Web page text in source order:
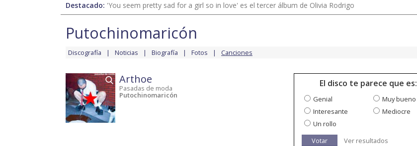
Destacado: 'You seem pretty sad for a girl so in love' es el tercer álbum de Olivia Rodrigo
Putochinomaricón
Discografía Noticias Biografía Fotos Canciones
Arthoe
Pasadas de moda
Putochinomaricón
El disco te parece que es:
Genial
Muy bueno
Interesante
Mediocre
Un rollo
Votar
Ver resultados